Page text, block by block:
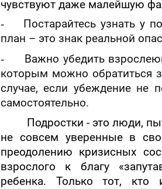
чувствуют даже малейшую
-
Постарайтесь узнать у
план – это знак реальной
-
Важно убедить
которым можно обратиться
случае, если убеждение не
самостоятельно.
Подростки - это люди,
не совсем уверенные в
преодолению кризисных
взрослого к благу
ребенка. Только тот, кто